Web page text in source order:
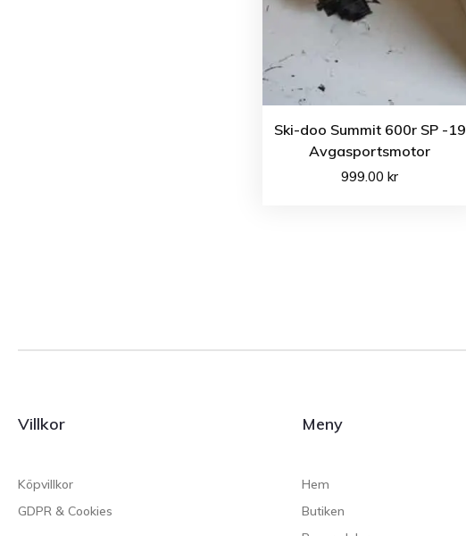
Ski-doo Summit 600r SP -19
Avgasportsmotor
999.00kr
Villkor
Köpvillkor
GDPR & Cookies
Meny
Hem
Butiken